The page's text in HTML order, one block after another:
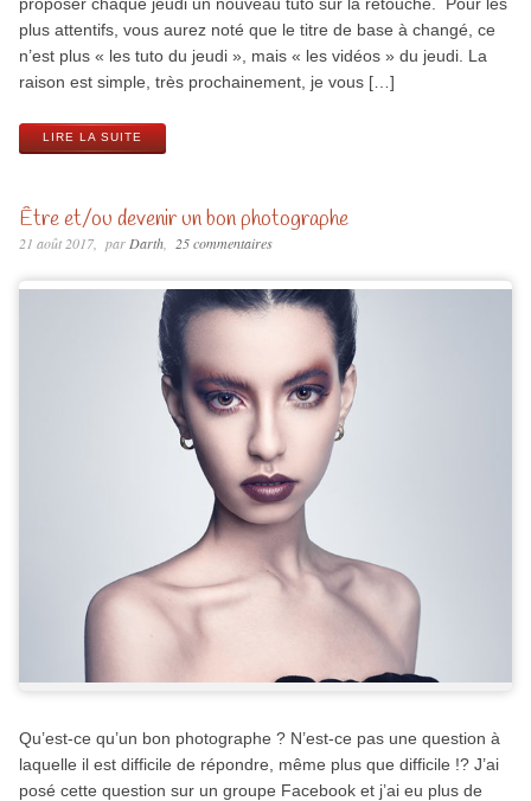
proposer chaque jeudi un nouveau tuto sur la retouche. Pour les
plus attentifs, vous aurez noté que le titre de base à changé, ce
n’est plus « les tuto du jeudi », mais « les vidéos » du jeudi. La
raison est simple, très prochainement, je vous […]
LIRE LA SUITE
Être et/ou devenir un bon photographe
21 août 2017 par Darth 25 commentaires
Qu’est-ce qu’un bon photographe ? N’est-ce pas une question à
laquelle il est difficile de répondre, même plus que difficile !? J’ai
posé cette question sur un groupe Facebook et j’ai eu plus de